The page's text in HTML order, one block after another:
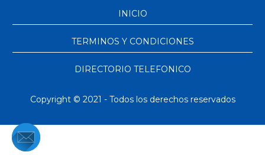
INICIO
TERMINOS Y CONDICIONES
DIRECTORIO TELEFONICO
Copyright © 2021 - Todos los derechos reservados